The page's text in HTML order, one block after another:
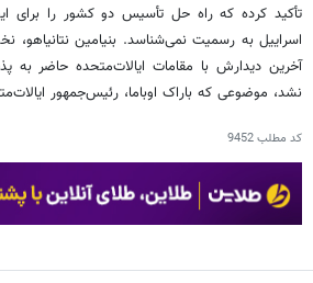
تأکید کرده که راه حل تأسیس دو کشور را برای
اسراییل به رسمیت نمی‌شناسد. بنیامین نتانیاهو،
آخرین دیدارش با مقامات ایالات‌متحده حاضر
نشد، موضوعی که باراک اوباما، رئیس‌جمهور
کد مطلب9452